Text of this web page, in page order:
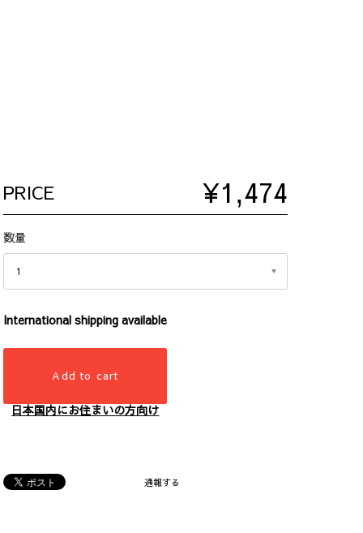
PRICE ¥1,474
数量
International shipping available
Add to cart
日本国内にお住まいの方向け
通報する